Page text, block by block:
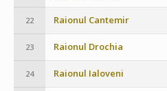
22 Raionul Cantemir
23 Raionul Drochia
24 Raionul Ialoveni